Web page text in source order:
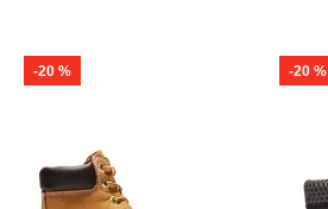
-20 % -20 %